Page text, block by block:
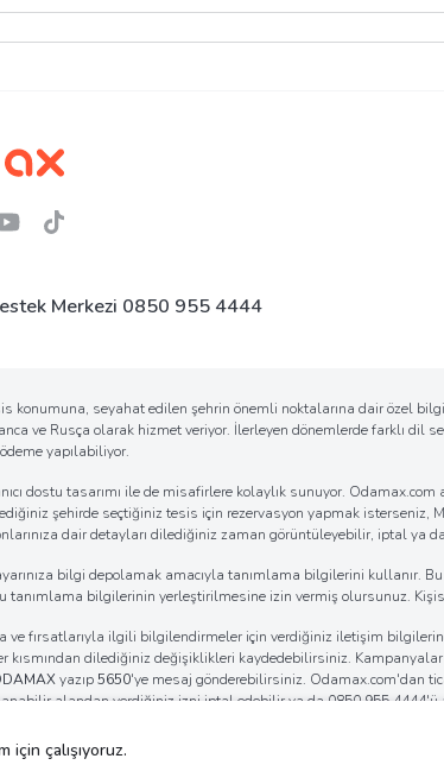
Merkezi 0850 955 4444
konumuna, seyahat edilen şehrin önemli noktalarına dair özel
ve Rusça olarak hizmet veriyor. İlerleyen dönemlerde farklı dil
yapılabiliyor.
dostu tasarımı ile de misafirlere kolaylık sunuyor.
şehirde seçtiğiniz tesis için rezervasyon yapmak isterseniz,
dair detayları dilediğiniz zaman görüntüleyebilir, iptal
bilgi depolamak amacıyla tanımlama bilgilerini kullanır.
bilgilerinin yerleştirilmesine izin vermiş olursunuz.
ve fırsatlarıyla ilgili bilgilendirmeler için verdiğiniz iletişim
kısmından dilediğiniz değişiklikleri kaydedebilirsiniz.
yazıp5650'ye mesaj gönderebilirsiniz. Odamax.com'dan
alandan verdiğiniz izni iptal edebilir ya da 0850 955 4444'ü
ayarlar bölümünden bildirim izinlerinin kaldırılmasını
bildirim alımına engel olabilirsiniz.